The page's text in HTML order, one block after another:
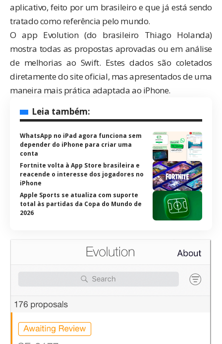
aplicativo, feito por um brasileiro e que já está sendo
tratado como referência pelo mundo.
O app Evolution(do brasileiro Thiago Holanda)
mostra todas as propostas aprovadas ou em análise
de melhorias ao Swift. Estes dados são coletados
diretamente dosite oficial, mas apresentados de uma
maneira mais prática adaptada ao iPhone.
Leia também:
WhatsApp no iPad agora funciona sem
depender do iPhone para criar uma
conta
Fortnite volta à App Store brasileira e
reacende o interesse dos jogadores no
iPhone
Apple Sports se atualiza com suporte
total às partidas da Copa do Mundo de
2026